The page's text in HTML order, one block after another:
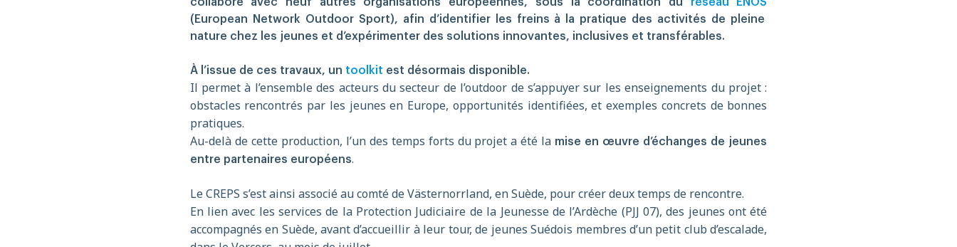
(European Network Outdoor Sport), afin d’identifier les freins à la pratique des activités de pleine
nature chez les jeunes et d’expérimenter des solutions innovantes, inclusives et transférables.
À l’issue de ces travaux, un toolkit est désormais disponible.
Il permet à l’ensemble des acteurs du secteur de l’outdoor de s’appuyer sur les enseignements du projet :
obstacles rencontrés par les jeunes en Europe, opportunités identifiées, et exemples concrets de bonnes
pratiques.
Au-delà de cette production, l’un des temps forts du projet a été la mise en œuvre d’échanges de jeunes
entre partenaires européens.
Le CREPS s’est ainsi associé au comté de Västernorrland, en Suède, pour créer deux temps de rencontre.
En lien avec les services de la Protection Judiciaire de la Jeunesse de l’Ardèche (PJJ 07), des jeunes ont été
accompagnés en Suède, avant d’accueillir à leur tour, de jeunes Suédois membres d’un petit club d’escalade,